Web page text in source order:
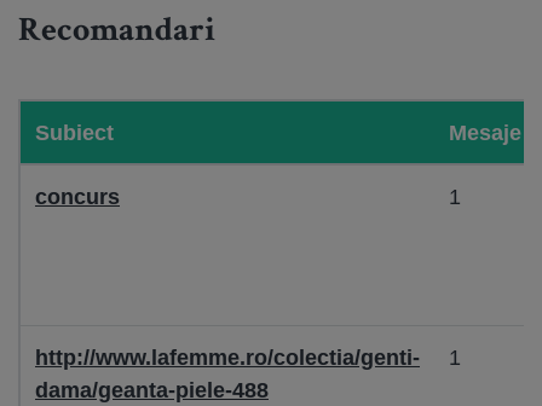
Recomandari
Subiect Mesaje
concurs 1
http://www.lafemme.ro/colectia/genti-
dama/geanta-piele-488
1